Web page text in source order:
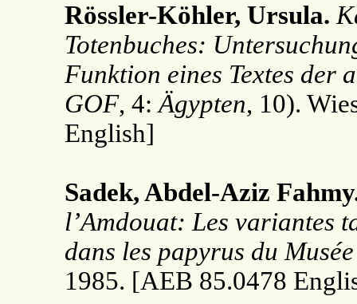
Rössler-Köhler, Ursula.
Totenbuches:
Funktion eines Textes der
GOF, 4:Ägypten, 10).
English]
Sadek, Abdel-Aziz
l’Amdouat: Les variantes
dans les papyrus du
1985. [AEB 85.0478